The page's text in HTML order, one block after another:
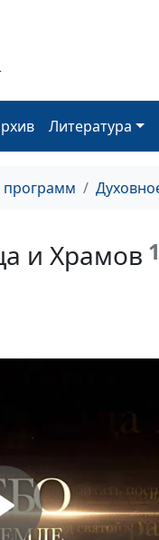
Литература
программ
и Храмов